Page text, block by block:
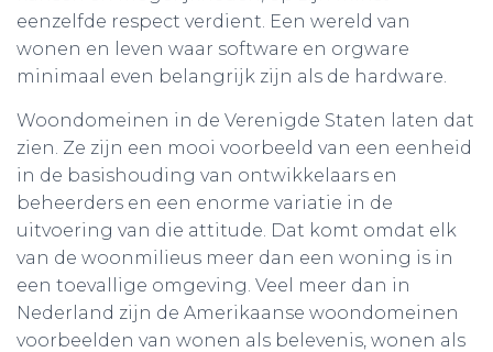
eenzelfde respect verdient. Een wereld van
wonen en leven waar software en orgware
minimaal even belangrijk zijn als de hardware.
Woondomeinen in de Verenigde Staten laten dat
zien. Ze zijn een mooi voorbeeld van een eenheid
in de basishouding van ontwikkelaars en
beheerders en een enorme variatie in de
uitvoering van die attitude. Dat komt omdat elk
van de woonmilieus meer dan een woning is in
een toevallige omgeving. Veel meer dan in
Nederland zijn de Amerikaanse woondomeinen
voorbeelden van wonen als belevenis, wonen als